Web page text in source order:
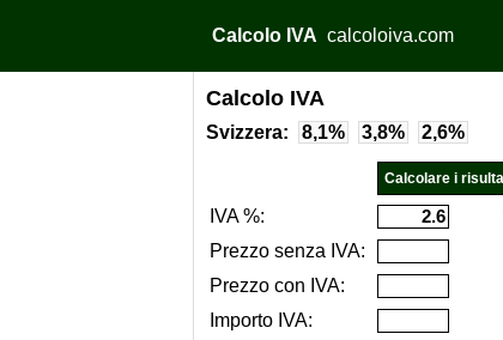
Calcolo IVA calcoloiva.com
Calcolo IVA
Svizzera: 8,1% 3,8% 2,6%
IVA %:
Prezzo senza IVA:
Prezzo con IVA:
Importo IVA: